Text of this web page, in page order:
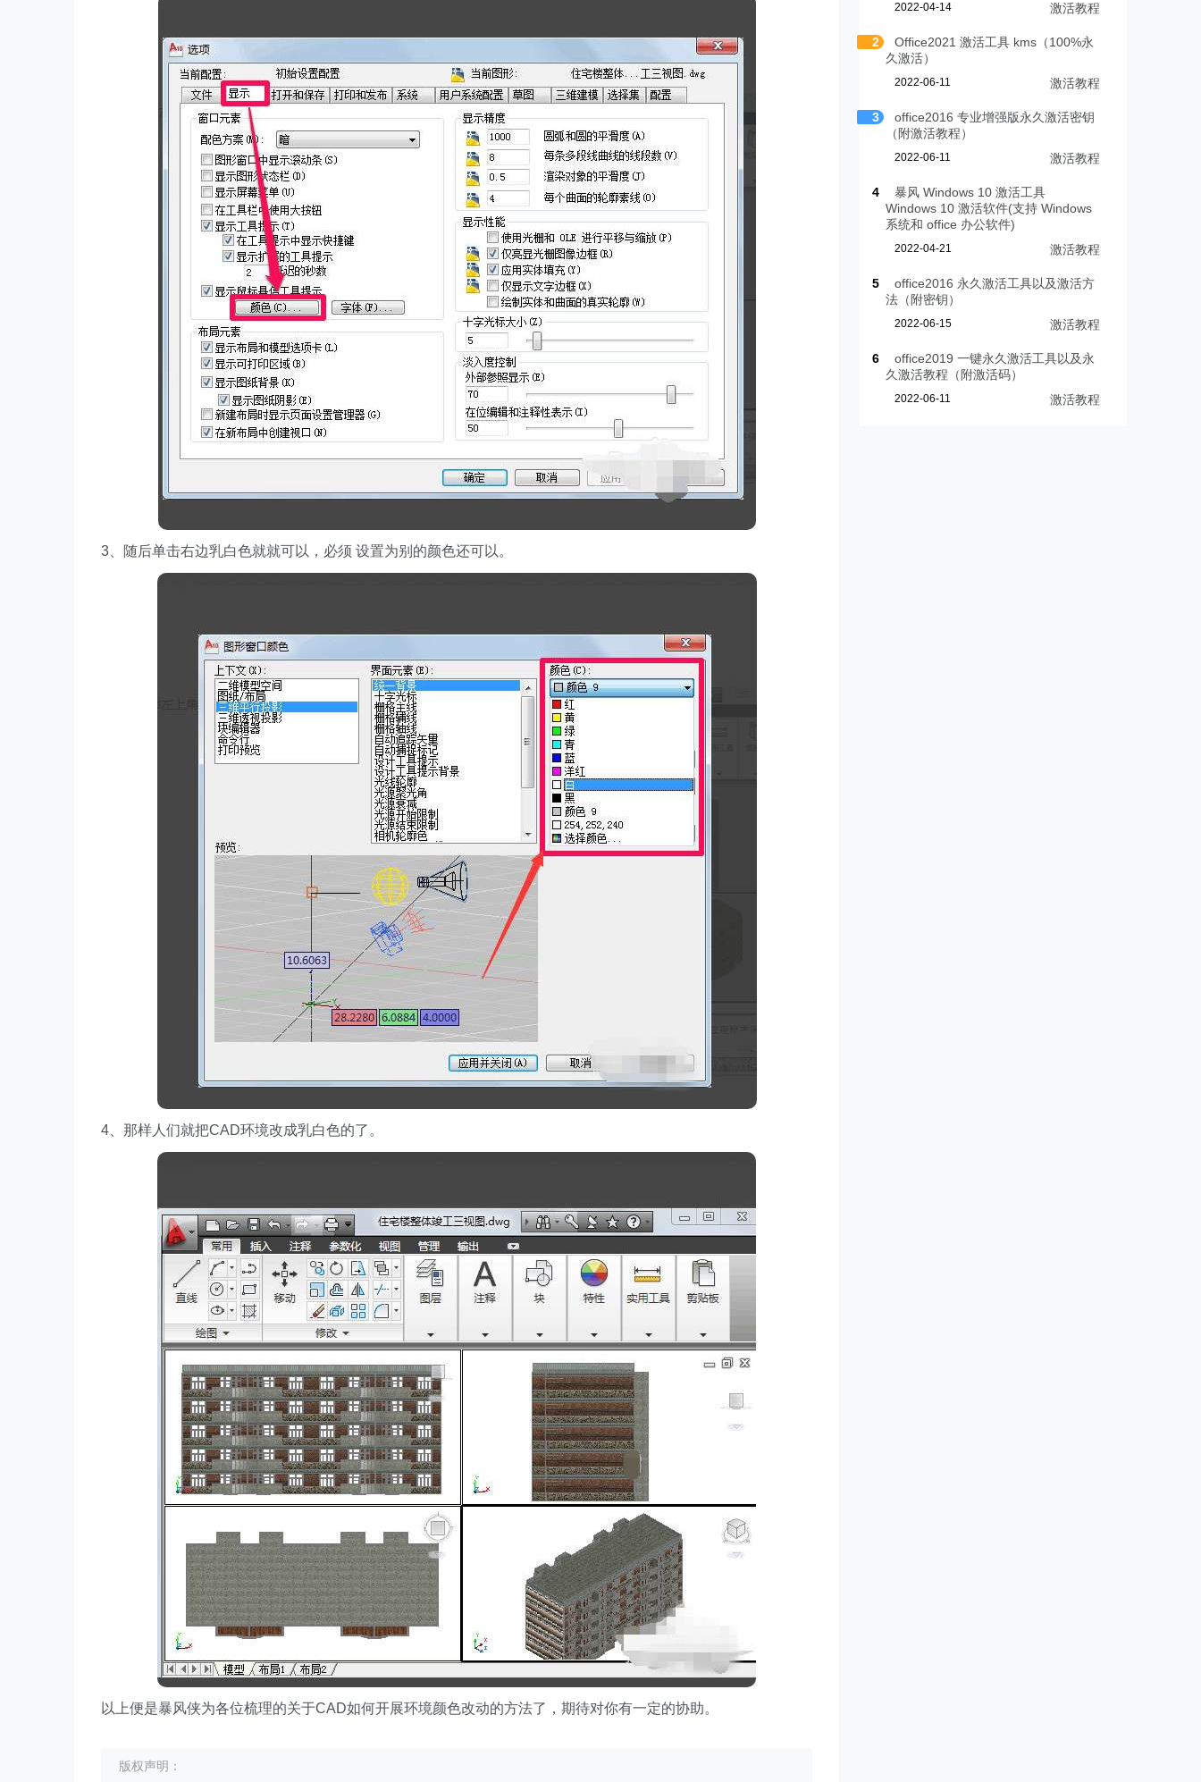
3、随后单击右边乳白色就就可以，必须 设置为别的颜色还可以。
4、那样人们就把CAD环境改成乳白色的了。
以上便是暴风侠为各位梳理的关于CAD如何开展环境颜色改动的方法了，期待对你有一定的协助。
版权声明：
2022-04-14 激活教程
2
Office2021 激活工具 kms（100%永
久激活）
2022-06-11 激活教程
3
office2016 专业增强版永久激活密钥
（附激活教程）
2022-06-11 激活教程
4
暴风 Windows 10 激活工具
Windows 10 激活软件(支持 Windows
系统和 office 办公软件)
2022-04-21 激活教程
5
office2016 永久激活工具以及激活方
法（附密钥）
2022-06-15 激活教程
6
office2019 一键永久激活工具以及永
久激活教程（附激活码）
2022-06-11 激活教程